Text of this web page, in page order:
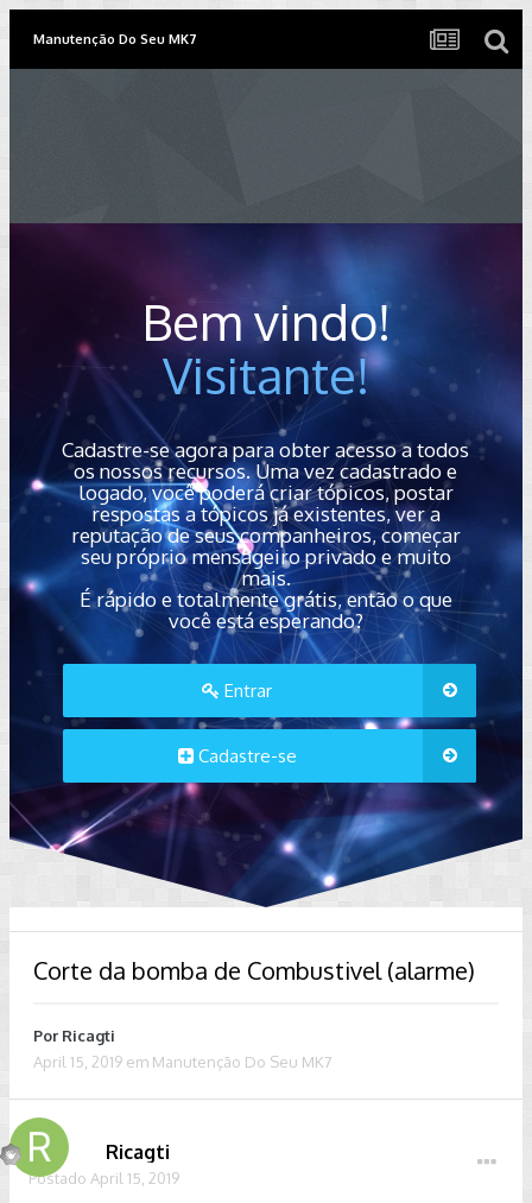
Manutenção Do Seu MK7
Bem vindo!
Visitante!
Cadastre-se agora para obter acesso a todos
os nossos recursos. Uma vez cadastrado e
logado, você poderá criar tópicos, postar
respostas a tópicos já existentes, ver a
reputação de seus companheiros, começar
seu próprio mensageiro privado e muito
mais.
É rápido e totalmente grátis, então o que
você está esperando?
Entrar
Cadastre-se
Corte da bomba de Combustivel (alarme)
Por Ricagti
April 15, 2019 em Manutenção Do Seu MK7
Ricagti
Postado April 15, 2019